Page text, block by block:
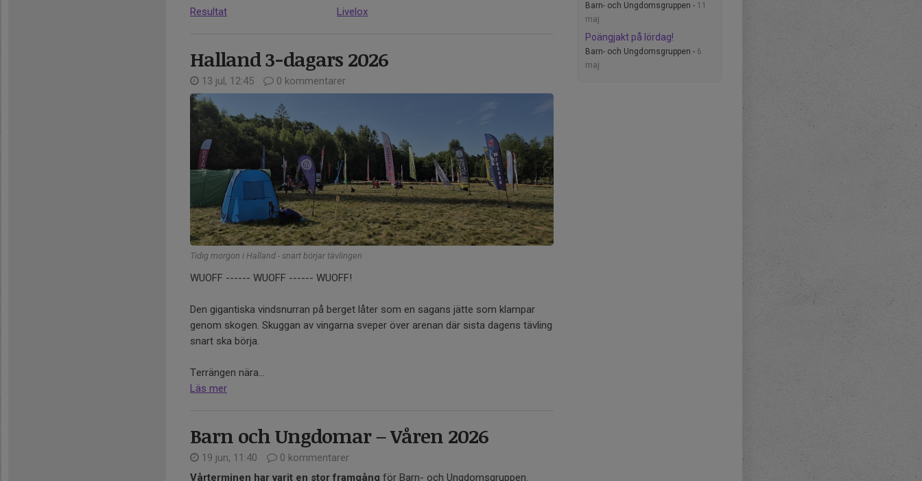
Barn- och Ungdomsgruppen - 11
maj
Poängjakt på lördag!
Barn- och Ungdomsgruppen - 6
maj
Resultat Livelox
Halland 3-dagars 2026
13 jul, 12:45 0 kommentarer
Tidig morgon i Halland - snart börjar tävlingen
WUOFF ------ WUOFF ------ WUOFF!
Den gigantiska vindsnurran på berget låter som en sagans jätte som klampar
genom skogen. Skuggan av vingarna sveper över arenan där sista dagens tävling
snart ska börja.
Terrängen nära...
Läs mer
Barn och Ungdomar – Våren 2026
19 jun, 11:40
0 kommentarer
Vårterminen har varit en stor framgång för Barn- och Ungdomsgruppen.